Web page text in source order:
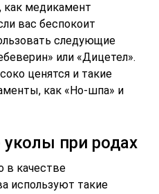
как медикамент
вас беспокоит
следующие
или «Дицетел».
ценятся и такие
как «Но-шпа» и
при родах
в качестве
используют такие